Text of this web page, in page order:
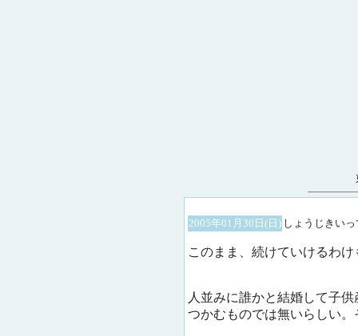
2005年01月30日(日) しょうじきいっ
このまま、続けていけるわけ
人並みに誰かと結婚して子
つかむものでは無いらしい